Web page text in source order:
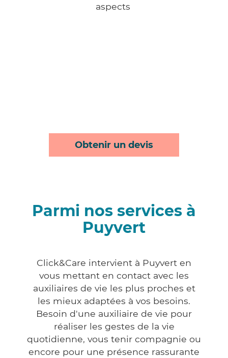
aspects
Obtenir un devis
Parmi nos services à
Puyvert
Click&Care intervient à Puyvert en
vous mettant en contact avec les
auxiliaires de vie les plus proches et
les mieux adaptées à vos besoins.
Besoin d'une auxiliaire de vie pour
réaliser les gestes de la vie
quotidienne, vous tenir compagnie ou
encore pour une présence rassurante